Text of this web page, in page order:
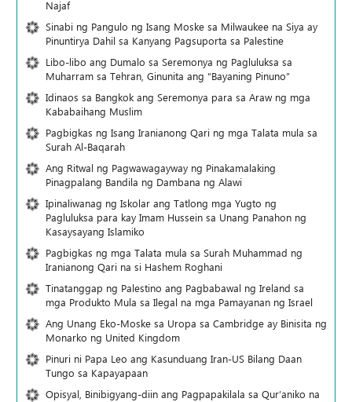
Najaf
Sinabi ng Pangulo ng Isang Moske sa Milwaukee na Siya ay
Pinuntirya Dahil sa Kanyang Pagsuporta sa Palestine
Libo-libo ang Dumalo sa Seremonya ng Pagluluksa sa
Muharram sa Tehran, Ginunita ang “Bayaning Pinuno”
Idinaos sa Bangkok ang Seremonya para sa Araw ng mga
Kababaihang Muslim
Pagbigkas ng Isang Iranianong Qari ng mga Talata mula sa
Surah Al-Baqarah
Ang Ritwal ng Pagwawagayway ng Pinakamalaking
Pinagpalang Bandila ng Dambana ng Alawi
Ipinaliwanag ng Iskolar ang Tatlong mga Yugto ng
Pagluluksa para kay Imam Hussein sa Unang Panahon ng
Kasaysayang Islamiko
Pagbigkas ng mga Talata mula sa Surah Muhammad ng
Iranianong Qari na si Hashem Roghani
Tinatanggap ng Palestino ang Pagbabawal ng Ireland sa
mga Produkto Mula sa Ilegal na mga Pamayanan ng Israel
Ang Unang Eko-Moske sa Uropa sa Cambridge ay Binisita ng
Monarko ng United Kingdom
Pinuri ni Papa Leo ang Kasunduang Iran-US Bilang Daan
Tungo sa Kapayapaan
Opisyal, Binibigyang-diin ang Pagpapakilala sa Qur’aniko na